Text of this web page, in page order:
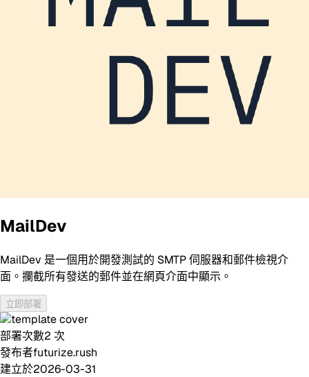
MailDev
MailDev 是一個用於開發測試的 SMTP 伺服器和郵件檢視介
面。攔截所有發送的郵件並在網頁介面中顯示。
立即部署
部署次數2 次
發布者futurize.rush
建立於2026-03-31